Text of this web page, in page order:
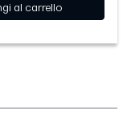
al carrello